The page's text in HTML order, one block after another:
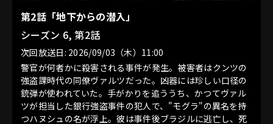
第2話「地下からの潜入」
シーズン 6, 第2話
次回放送日: 2026/09/03（木）11:00
警官が何者かに殺害される事件が発生。被害者はクンツの
強盗課時代の同僚ヴァルツだった。凶器には珍しい口径の
銃弾が使われていた。手がかりを追ううち、かつてヴァル
ツが担当した銀行強盗事件の犯人で、"モグラ"の異名を持
つハヌシュの名が浮上。彼は事件後ブラジルに逃亡し、死